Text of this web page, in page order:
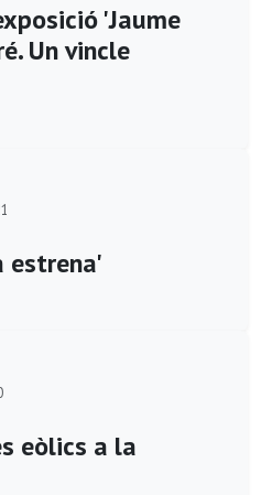
'Jaume
Un vincle
estrena'
eòlics a la